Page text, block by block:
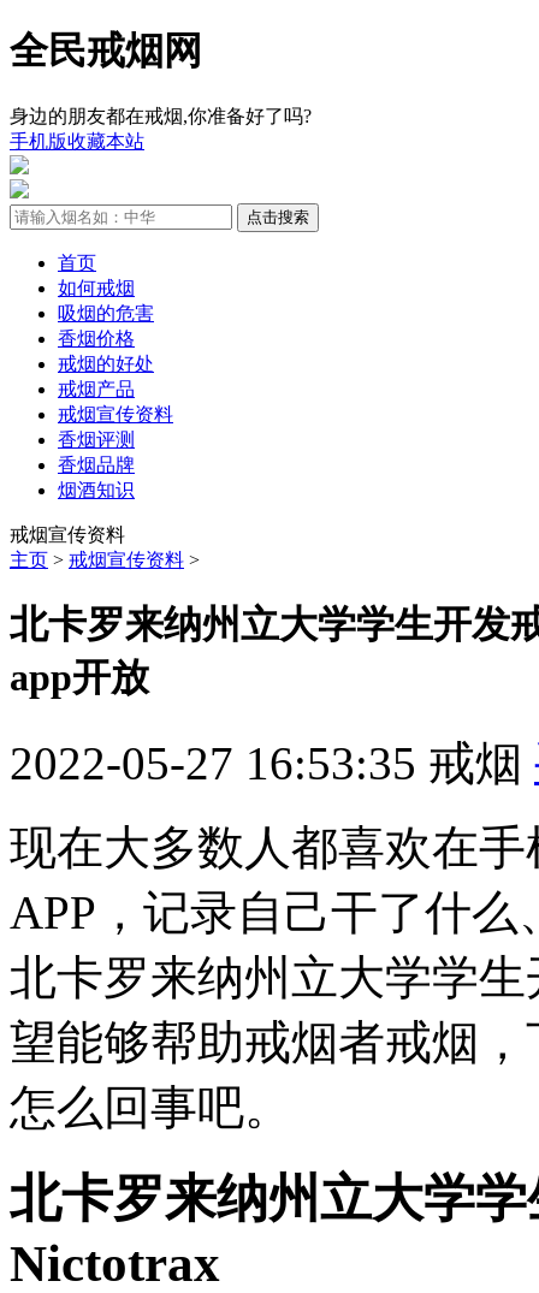
全民戒烟网
身边的朋友都在戒烟,你准备好了吗?
手机版收藏本站
首页
如何戒烟
吸烟的危害
香烟价格
戒烟的好处
戒烟产品
戒烟宣传资料
香烟评测
香烟品牌
烟酒知识
戒烟宣传资料
主页 > 戒烟宣传资料 >
北卡罗来纳州立大学学生开发
app开放
2022-05-27 16:53:35 戒烟
现在大多数人都喜欢在
APP，记录自己干了什
北卡罗来纳州立大学学
望能够帮助戒烟者戒烟
怎么回事吧。
北卡罗来纳州立大学
Nictotrax